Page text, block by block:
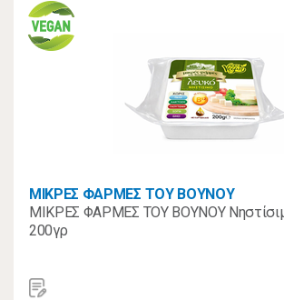
ΜΙΚΡΕΣ ΦΑΡΜΕΣ ΤΟΥ ΒΟΥΝΟΥ
ΜΙΚΡΕΣ ΦΑΡΜΕΣ ΤΟΥ ΒΟΥΝΟΥ
200γρ